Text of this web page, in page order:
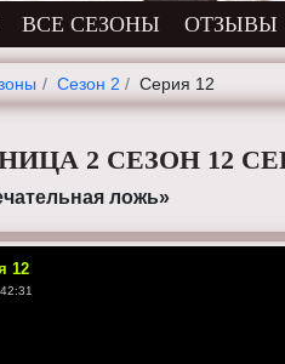
ВСЕ СЕЗОНЫ ОТЗЫВЫ
Сезон 2 Серия 12
2 СЕЗОН 12
ложь»
12
42:31